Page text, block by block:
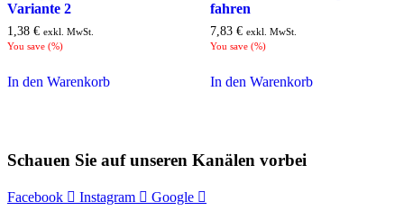
Variante 2
1,38 € exkl. MwSt.
You save (%)
In den Warenkorb
fahren
7,83 € exkl. MwSt.
You save (%)
In den Warenkorb
Schauen Sie auf unseren Kanälen vorbei
Facebook Instagram Google